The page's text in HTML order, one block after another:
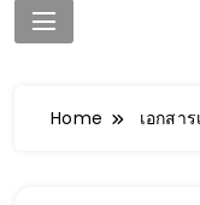
Home เอกสา